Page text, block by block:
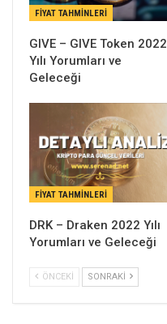
FIYAT TAHMINLERI
GIVE – GIVE Token 2022
Yılı Yorumları ve
Geleceği
FIYAT TAHMINLERI
DRK – Draken 2022 Yılı
Yorumları ve Geleceği
ÖNCEKI SONRAKI